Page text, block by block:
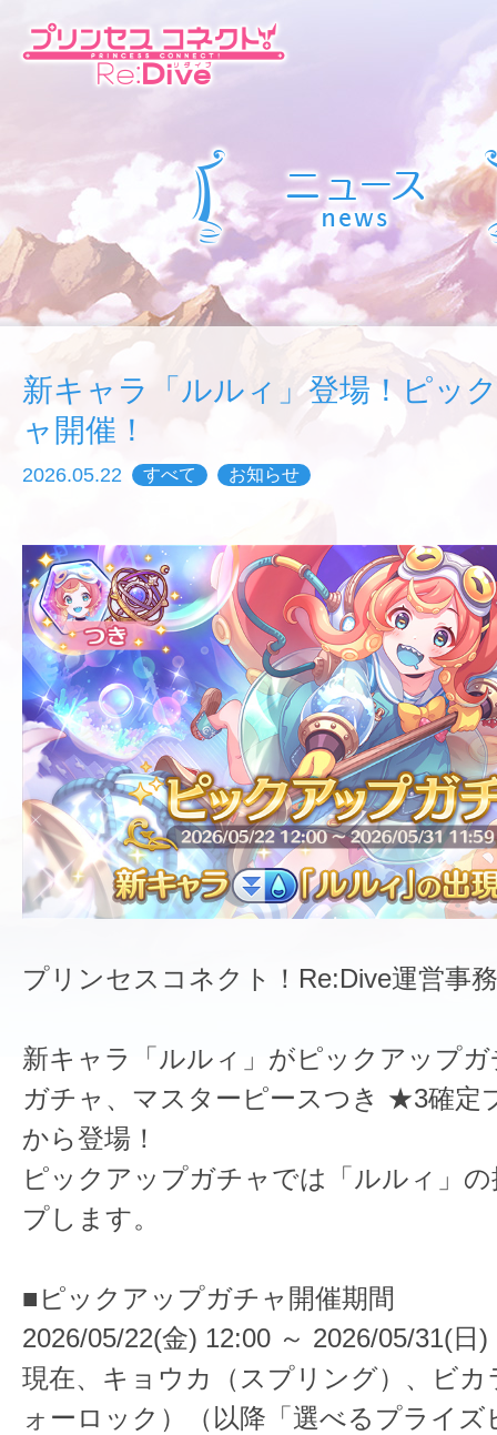
新キャラ「ルルィ」登場！ピッ
ャ開催！
2026.05.22 すべて お知らせ
プリンセスコネクト！Re:Dive運営事
新キャラ「ルルィ」がピックアップ
ガチャ、マスターピースつき ★3確定
から登場！
ピックアップガチャでは「ルルィ」
プします。
■ピックアップガチャ開催期間
2026/05/22(金) 12:00 ～ 2026/05/31(日)
現在、キョウカ（スプリング）、ビカ
ォーロック）（以降「選べるプライ